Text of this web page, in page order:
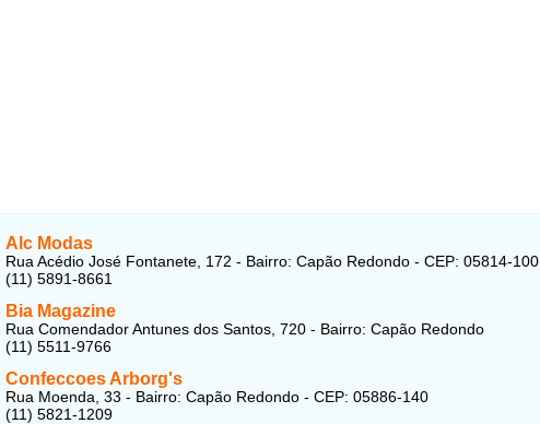
Alc Modas
Rua Acédio José Fontanete, 172 - Bairro: Capão Redondo - CEP: 05814-100
(11) 5891-8661
Bia Magazine
Rua Comendador Antunes dos Santos, 720 - Bairro: Capão Redondo
(11) 5511-9766
Confeccoes Arborg's
Rua Moenda, 33 - Bairro: Capão Redondo - CEP: 05886-140
(11) 5821-1209